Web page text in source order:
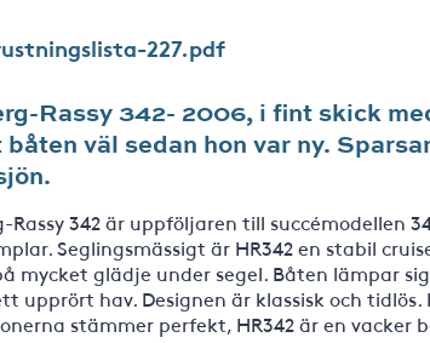
227.pdf
Rassy 342- 2006, i fint skick
väl sedan hon var ny.
Rassy 342 är uppföljaren till succémodellen
Seglingsmässigt är HR342 en stabil
mycket glädje under segel. Båten lämpar
upprört hav. Designen är klassisk och
stämmer perfekt, HR342 är en vacker